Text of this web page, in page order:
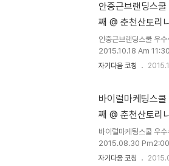
안중근브랜딩스
째 @ 춘천산토리니
안중근브랜딩스쿨 우
2015.10.18 Am 11:30
랜딩스쿨 우수수료자
들은 상상할 수 있을 것
로 읽어가는 것을... 일
위해 11시부터 나인프
자극한다. 호..
자기다움 코칭
바이럴마케팅스
째 @ 춘천산토리니
바이럴마케팅스쿨 우
2015.08.30 Pm2:00
째 파인다이닝 시작되
자기다움 코칭